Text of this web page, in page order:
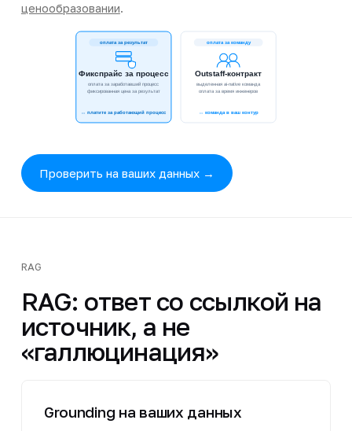
ценообразовании.
оплата за результат
Фикспрайс за процесс
оплата за заработавший процесс
фиксированная цена за результат
↔ платите за работающий процесс
оплата за команду
Outstaff-контракт
выделенная ai-native команда
оплата за время инженеров
↔ команда в ваш контур
Проверить на ваших данных →
RAG
RAG: ответ со ссылкой на
источник, а не
«галлюцинация»
Grounding на ваших данных